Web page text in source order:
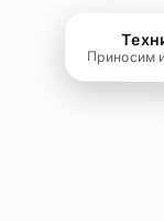
Приносим